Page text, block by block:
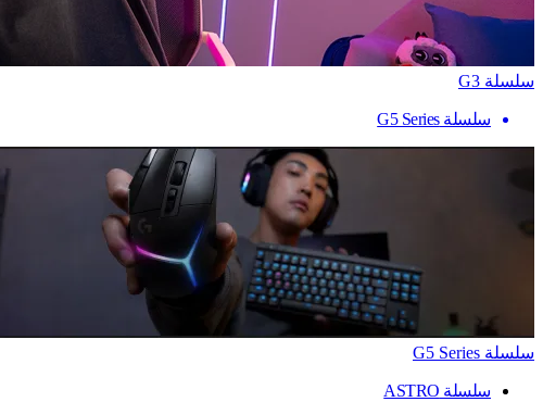
سلسلة G3
سلسلة G5 Series
سلسلة G5 Series
سلسلة ASTRO